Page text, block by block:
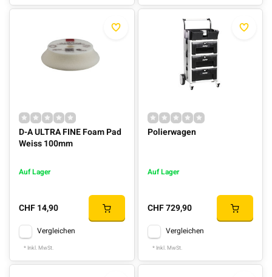
D-A ULTRA FINE Foam Pad
Weiss 100mm
Auf Lager
CHF 14,90
Vergleichen
* Inkl. MwSt.
Polierwagen
Auf Lager
CHF 729,90
Vergleichen
* Inkl. MwSt.